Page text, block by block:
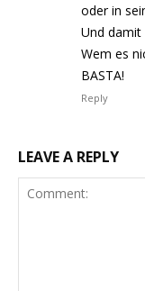
oder in
Und damit
Wem es
BASTA!
Reply
LEAVE A REPLY